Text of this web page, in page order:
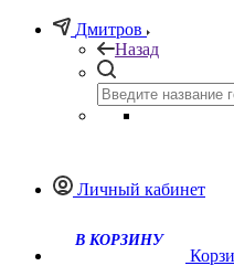
Дмитров
Назад
Личный кабинет